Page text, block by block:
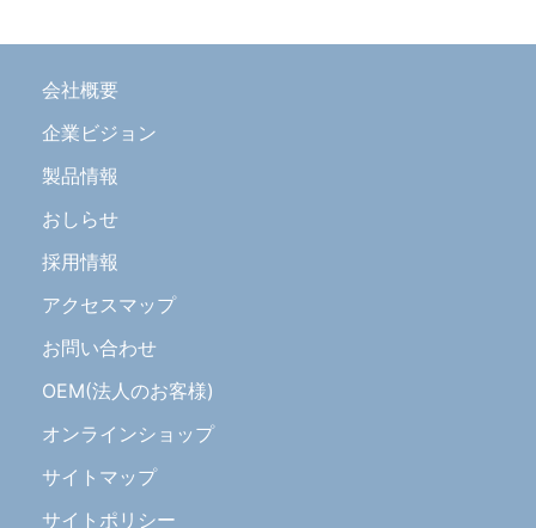
会社概要
企業ビジョン
製品情報
おしらせ
採用情報
アクセスマップ
お問い合わせ
OEM(法人のお客様)
オンラインショップ
サイトマップ
サイトポリシー